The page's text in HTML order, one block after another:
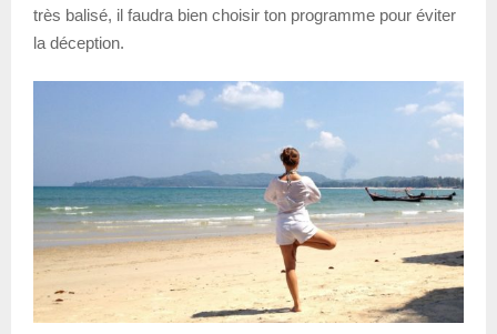
très balisé, il faudra bien choisir ton programme pour éviter
la déception.